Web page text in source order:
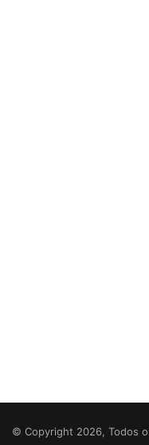
© Copyright 2026, Todos